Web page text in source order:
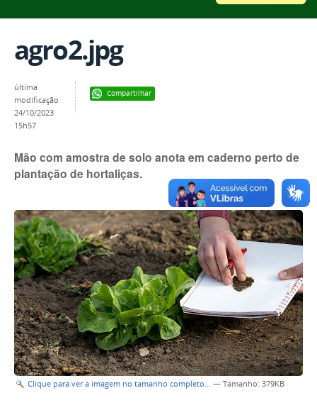
agro2.jpg
Compartilhar
última
modificação
24/10/2023
15h57
Mão com amostra de solo anota em caderno perto de
plantação de hortaliças.
Clique para ver a imagem no tamanho completo… — Tamanho: 379KB